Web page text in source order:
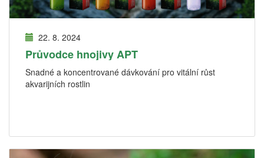
22. 8. 2024
Průvodce hnojivy APT
Snadné a koncentrované dávkování pro vitální růst
akvarijních rostlin